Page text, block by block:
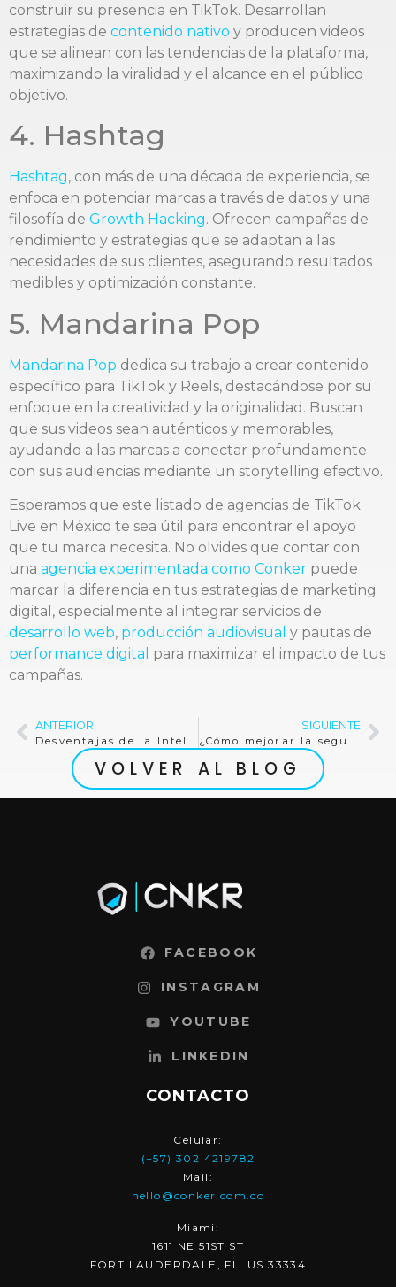
construir su presencia en TikTok. Desarrollan
estrategias de contenido nativo y producen videos
que se alinean con las tendencias de la plataforma,
maximizando la viralidad y el alcance en el público
objetivo.
4. Hashtag
Hashtag, con más de una década de experiencia, se
enfoca en potenciar marcas a través de datos y una
filosofía de Growth Hacking. Ofrecen campañas de
rendimiento y estrategias que se adaptan a las
necesidades de sus clientes, asegurando resultados
medibles y optimización constante.
5. Mandarina Pop
Mandarina Pop dedica su trabajo a crear contenido
específico para TikTok y Reels, destacándose por su
enfoque en la creatividad y la originalidad. Buscan
que sus videos sean auténticos y memorables,
ayudando a las marcas a conectar profundamente
con sus audiencias mediante un storytelling efectivo.
Esperamos que este listado de agencias de TikTok
Live en México te sea útil para encontrar el apoyo
que tu marca necesita. No olvides que contar con
una agencia experimentada como Conker puede
marcar la diferencia en tus estrategias de marketing
digital, especialmente al integrar servicios de
desarrollo web, producción audiovisual y pautas de
performance digital para maximizar el impacto de tus
campañas.
ANTERIOR SIGUIENTE
VOLVER AL BLOG
FACEBOOK
INSTAGRAM
YOUTUBE
LINKEDIN
CONTACTO
Celular:
(+57) 302 4219782
Mail:
hello@conker.com.co
Miami:
1611 NE 51ST ST
FORT LAUDERDALE, FL. US 33334